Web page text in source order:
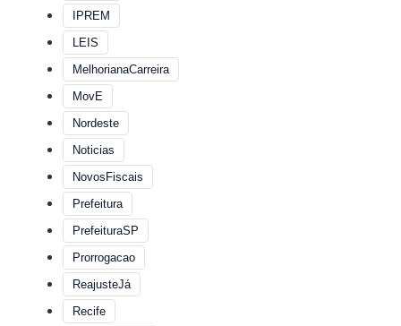
IPREM
LEIS
MelhorianaCarreira
MovE
Nordeste
Noticias
NovosFiscais
Prefeitura
PrefeituraSP
Prorrogacao
ReajusteJá
Recife